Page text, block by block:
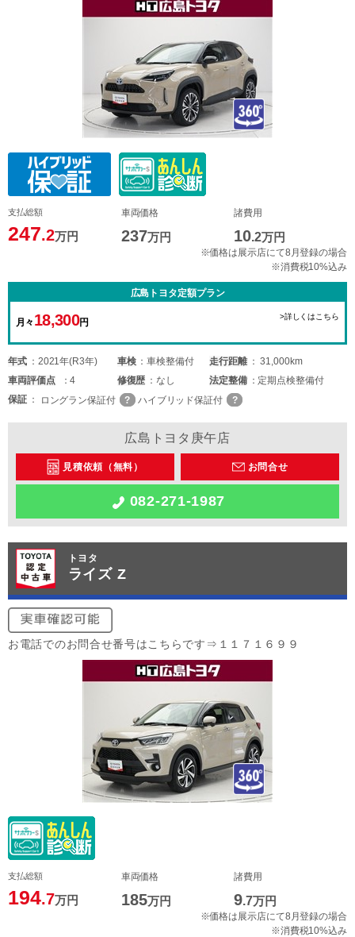
支払総額
247.2万円
車両価格
237万円
諸費用
10.2万円
※価格は展示店にて8月登録の場合
※消費税10%込み
広島トヨタ定額プラン
月々 18,300円
>詳しくはこちら
年式 2021年(R3年) 車検 車検整備付 走行距離
31,000km
車両評価点 4 修復歴 なし 法定整備
定期点検整備付
保証
ロングラン保証付 ハイブリッド保証付
広島トヨタ庚午店
見積依頼（無料） お問合せ
082-271-1987
トヨタ
ライズ Z
お電話でのお問合せ番号はこちらです⇒１１７１６９９
支払総額
194.7万円
車両価格
185万円
諸費用
9.7万円
※価格は展示店にて8月登録の場合
※消費税10%込み